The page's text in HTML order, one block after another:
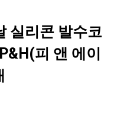
실리콘 발수코
피 앤 에이